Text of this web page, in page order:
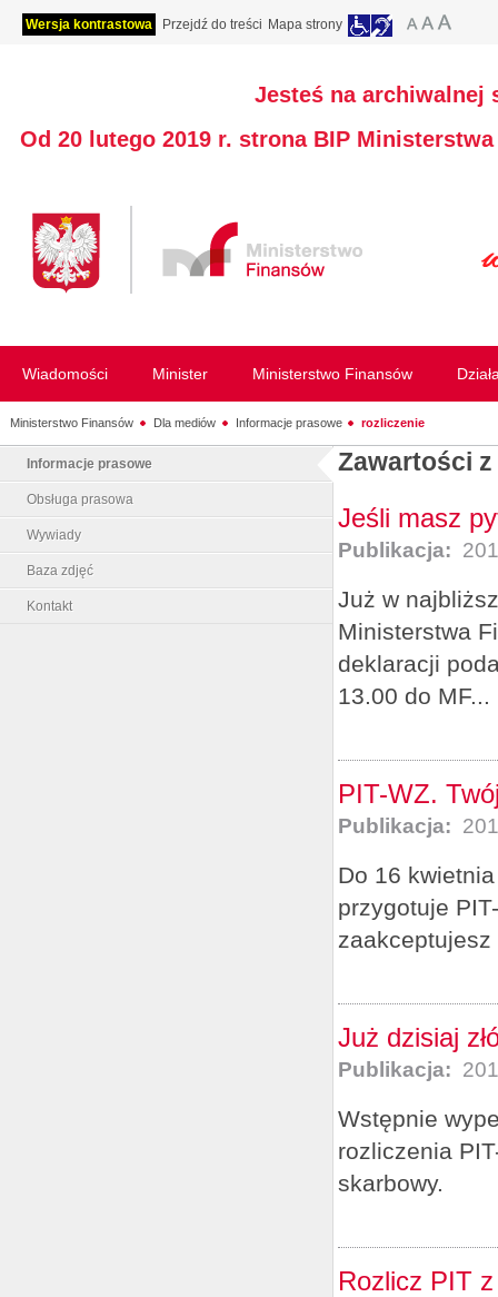
Wersja kontrastowa Przejdź do treści Mapa strony
Jesteś na archiwalnej
Od 20 lutego 2019 r. strona BIP
Wiadomości Minister Ministerstwo Finansów
Ministerstwo Finansów Dla mediów Informacje prasowe rozliczenie
Informacje prasowe
Obsługa prasowa
Wywiady
Baza zdjęć
Kontakt
Zawartości
Jeśli masz
Publikacja:
Już w
Ministerstwa
deklaracji
13.00 do MF...
PIT-WZ.
Publikacja:
Do 16
przygotuje
Już dzisiaj
Publikacja:
Wstępnie
rozliczenia
skarbowy.
Rozlicz PIT